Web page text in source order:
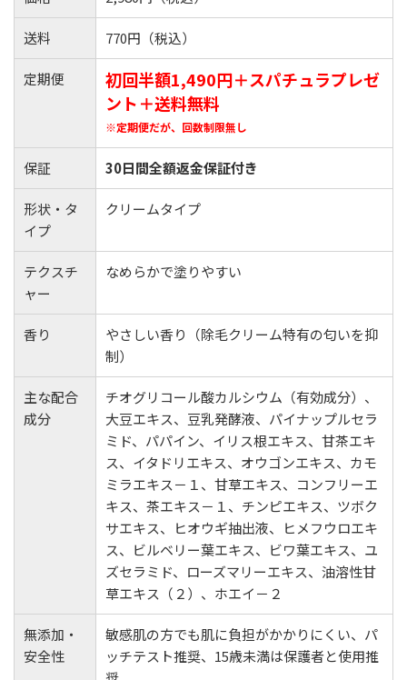
送料 770円（税込）
定期便
初回半額1,490円＋スパチュラプレゼ
ント＋送料無料
※定期便だが、回数制限無し
保証 30日間全額返金保証付き
形状・タ
イプ
クリームタイプ
テクスチ
ャー
なめらかで塗りやすい
香り
やさしい香り（除毛クリーム特有の匂いを抑
制）
主な配合
成分
チオグリコール酸カルシウム（有効成分）、
大豆エキス、豆乳発酵液、パイナップルセラ
ミド、パパイン、イリス根エキス、甘茶エキ
ス、イタドリエキス、オウゴンエキス、カモ
ミラエキス－１、甘草エキス、コンフリーエ
キス、茶エキス－１、チンピエキス、ツボク
サエキス、ヒオウギ抽出液、ヒメフウロエキ
ス、ビルベリー葉エキス、ビワ葉エキス、ユ
ズセラミド、ローズマリーエキス、油溶性甘
草エキス（２）、ホエイ－２
無添加・
安全性
敏感肌の方でも肌に負担がかかりにくい、パ
ッチテスト推奨、15歳未満は保護者と使用推